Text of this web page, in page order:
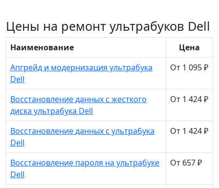
Цены на ремонт ультрабуков Dell
Наименование
Цена
Апгрейд и модернизация ультрабука
Dell
От 1 095 ₽
Восстановление данных с жесткого
диска ультрабука Dell
От 1 424 ₽
Восстановление данных с ультрабука
Dell
От 1 424 ₽
Восстановление пароля на ультрабуке
Dell
От 657 ₽